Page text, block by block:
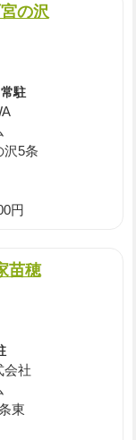
の沢
駐
沢5条
円
苗穂
会社
東